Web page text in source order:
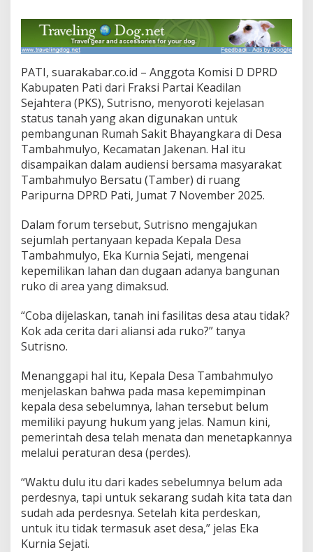
a
h
L
o
k
a
s
i
R
e
n
c
a
n
a
S
B
h
a
y
a
k
a
T
a
m
b
a
h
u
y
o
PATI, suarakabar.co.id – Anggota Komisi D DPRD
Kabupaten Pati dari Fraksi Partai Keadilan
Sejahtera (PKS), Sutrisno, menyoroti kejelasan
status tanah yang akan digunakan untuk
pembangunan Rumah Sakit Bhayangkara di Desa
Tambahmulyo, Kecamatan Jakenan. Hal itu
disampaikan dalam audiensi bersama masyarakat
Tambahmulyo Bersatu (Tamber) di ruang
Paripurna DPRD Pati, Jumat 7 November 2025.
Dalam forum tersebut, Sutrisno mengajukan
sejumlah pertanyaan kepada Kepala Desa
Tambahmulyo, Eka Kurnia Sejati, mengenai
kepemilikan lahan dan dugaan adanya bangunan
ruko di area yang dimaksud.
“Coba dijelaskan, tanah ini fasilitas desa atau tidak?
Kok ada cerita dari aliansi ada ruko?” tanya
Sutrisno.
Menanggapi hal itu, Kepala Desa Tambahmulyo
menjelaskan bahwa pada masa kepemimpinan
kepala desa sebelumnya, lahan tersebut belum
memiliki payung hukum yang jelas. Namun kini,
pemerintah desa telah menata dan menetapkannya
melalui peraturan desa (perdes).
“Waktu dulu itu dari kades sebelumnya belum ada
perdesnya, tapi untuk sekarang sudah kita tata dan
sudah ada perdesnya. Setelah kita perdeskan,
untuk itu tidak termasuk aset desa,” jelas Eka
Kurnia Sejati.